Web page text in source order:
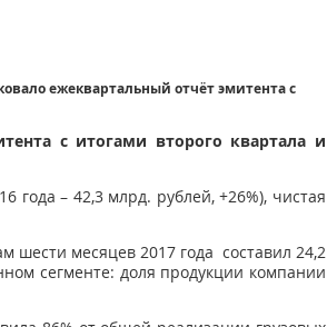
ежеквартальный отчёт эмитента с
с итогами второго квартала и
года – 42,3 млрд. рублей, +26%), чистая
шести месяцев 2017 года составил 24,2
сегменте: доля продукции компании